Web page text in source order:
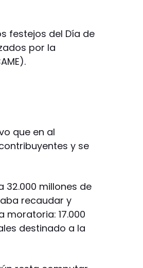
festejos del Día de
por la
que en al
y se
32.000 millones de
recaudar y
17.000
destinado a la